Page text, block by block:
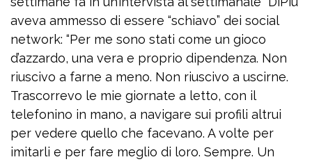
aveva ammesso di essere “schiavo” dei social
network: “Per me sono stati come un gioco
d’azzardo, una vera e proprio dipendenza. Non
riuscivo a farne a meno. Non riuscivo a uscirne.
Trascorrevo le mie giornate a letto, con il
telefonino in mano, a navigare sui profili altrui
per vedere quello che facevano. A volte per
imitarli e per fare meglio di loro. Sempre. Un